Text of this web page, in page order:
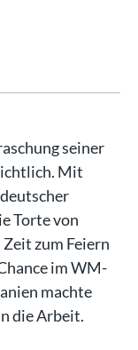
seiner
Mit
Torte von
zum Feiern
im WM-
machte
die Arbeit.